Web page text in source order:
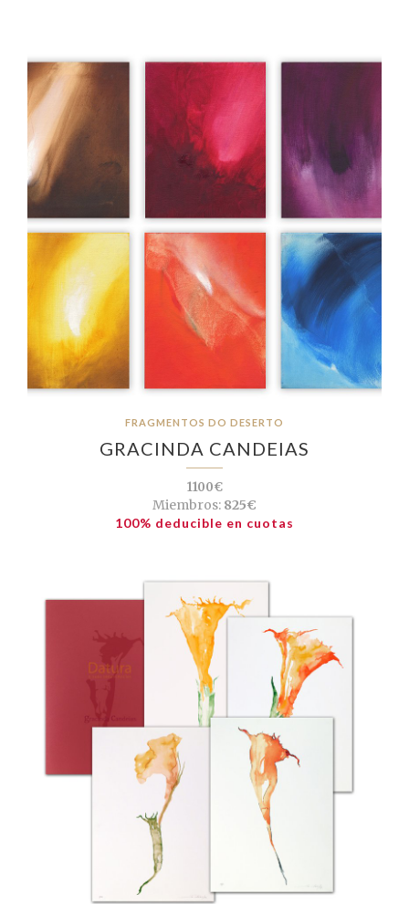
FRAGMENTOS DO DESERTO
GRACINDA CANDEIAS
1100€
Miembros: 825€
100% deducible en cuotas